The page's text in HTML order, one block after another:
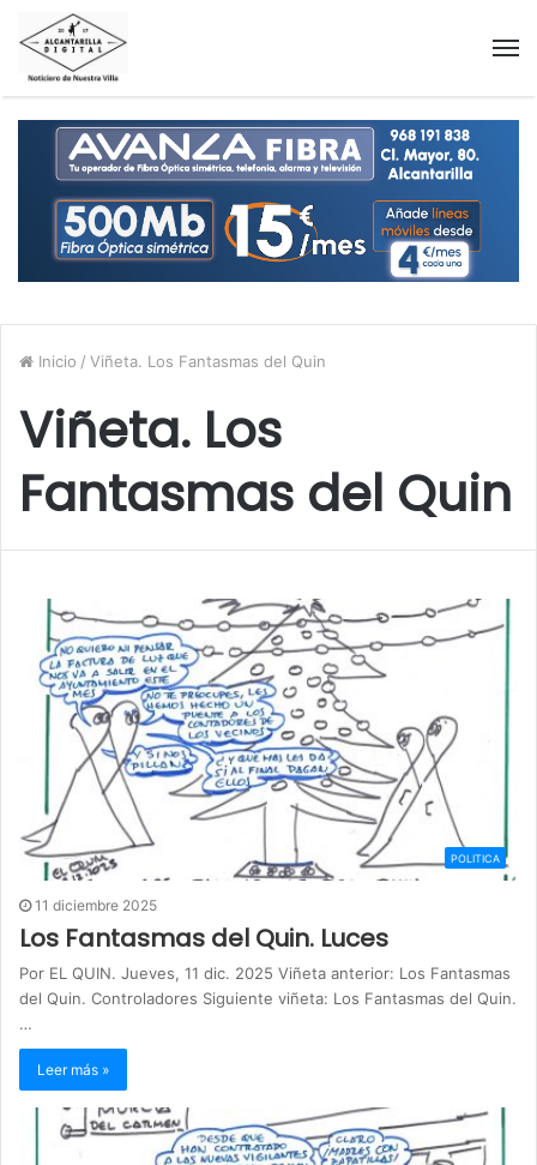
Inicio / Viñeta. Los Fantasmas del Quin
Viñeta. Los
Fantasmas del Quin
POLITICA
11 diciembre 2025
Los Fantasmas del Quin. Luces
Por EL QUIN. Jueves, 11 dic. 2025 Viñeta anterior: Los Fantasmas
del Quin. Controladores Siguiente viñeta: Los Fantasmas del Quin.
…
Leer más »